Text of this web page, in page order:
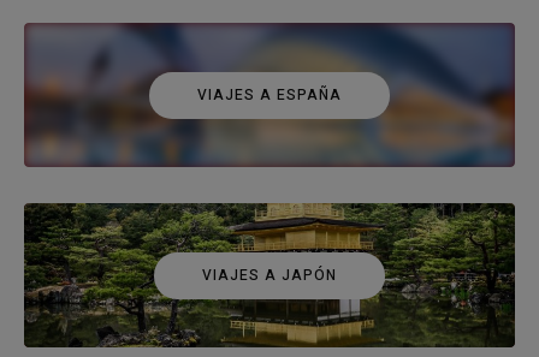
VIAJES A ESPAÑA
VIAJES A JAPÓN